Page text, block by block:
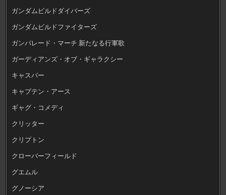
ガンダムビルドダイバーズ
ガンダムビルドファイターズ
ガンパレード・マーチ 新たなる行軍歌
ガーディアンズ・オブ・ギャラクシー
キャスパー
キャプテン・アース
ギャグ・コメディ
クリッター
クリプトン
クローバーフィールド
グエムル
グノーシア